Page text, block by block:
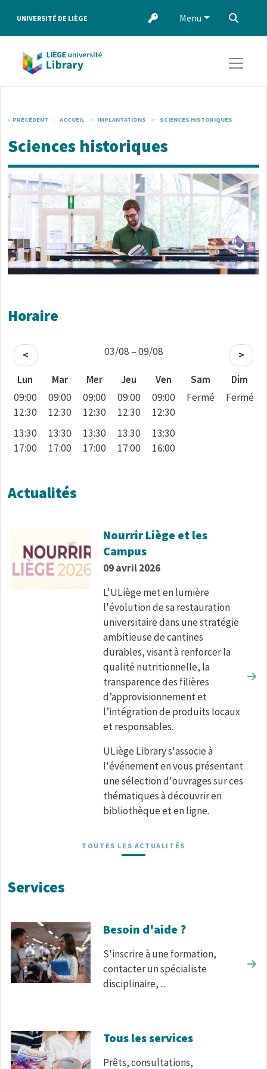
UNIVERSITÉ DE LIÈGE Menu
PRÉCÉDENT ACCUEIL IMPLANTATIONS SCIENCES HISTORIQUES
Sciences historiques
Horaire
< 03/08 – 09/08
>
Lun
09:00
12:30
13:30
17:00
Mar
09:00
12:30
13:30
17:00
Mer
09:00
12:30
13:30
17:00
Jeu
09:00
12:30
13:30
17:00
Ven
09:00
12:30
13:30
16:00
Sam
Fermé
Dim
Fermé
Actualités
Nourrir Liège et les
Campus
09 avril 2026
L'ULiège met en lumière
l'évolution de sa restauration
universitaire dans une stratégie
ambitieuse de cantines
durables, visant à renforcer la
qualité nutritionnelle, la
transparence des filières
d’approvisionnement et
l’intégration de produits locaux
et responsables.
ULiège Library s'associe à
l'événement en vous présentant
une sélection d'ouvrages sur ces
thématiques à découvrir en
bibliothèque et en ligne.
TOUTES LES ACTUALITÉS
Services
Besoin d'aide ?
S'inscrire à une formation,
contacter un spécialiste
disciplinaire, ...
Tous les services
Prêts, consultations,